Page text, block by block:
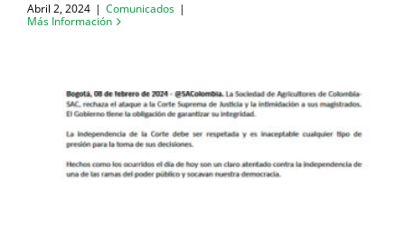
Abril 2, 2024 | Comunicados |
Más Información